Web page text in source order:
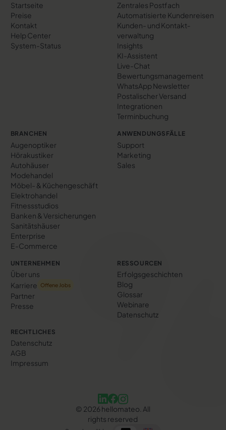
Startseite
Preise
Kontakt
Help Center
System-Status
Zentrales Postfach
Automatisierte Kundenreisen
Kunden- und Kontakt­
verwaltung
Insights
KI-Assistent
Live-Chat
Bewertungs­management
WhatsApp Newsletter
Postalischer Versand
Integrationen
Terminbuchung
BRANCHEN
Augenoptiker
Hörakustiker
Autohäuser
Modehandel
Möbel- & Küchengeschäft
Elektrohandel
Fitnessstudios
Banken & Versicherungen
Sanitätshäuser
Enterprise
E-Commerce
ANWENDUNGSFÄLLE
Support
Marketing
Sales
UNTERNEHMEN
Über uns
Karriere
Offene Jobs
Partner
Presse
RESSOURCEN
Erfolgs­geschichten
Blog
Glossar
Webinare
Datenschutz
RECHTLICHES
Datenschutz
AGB
Impressum
© 2026 hellomateo. All
rights reserved